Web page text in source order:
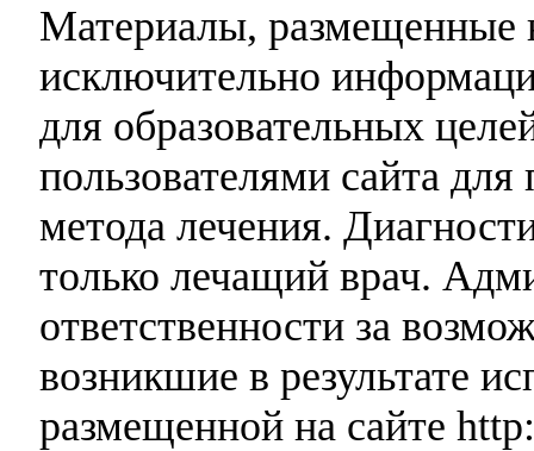
Материалы, размещенные
исключительно
для образовательных
пользователями сайта
метода лечения.
только лечащий врач.
ответственности за
возникшие в результате
размещенной на сайте